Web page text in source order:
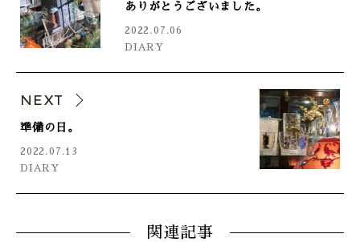
ありがとうございました。
2022.07.06
DIARY
NEXT
準備の日。
2022.07.13
DIARY
関連記事